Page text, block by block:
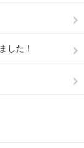
した！